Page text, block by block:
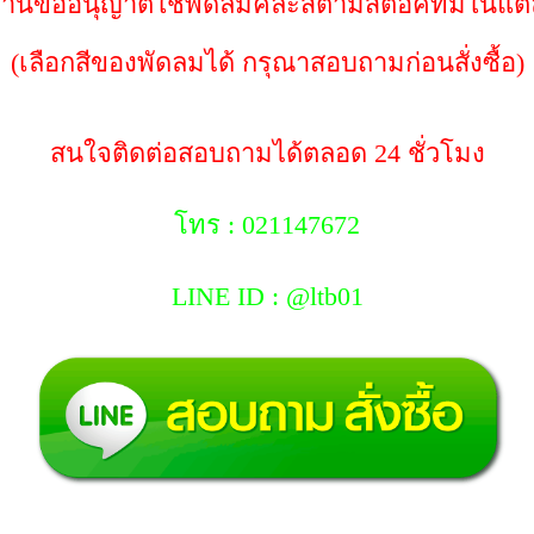
(เลือกสีของพัดลมได้ กรุณาสอบถามก่อนสั่งซื้อ)
สนใจติดต่อสอบถามได้ตลอด 24 ชั่วโมง
โทร : 021147672
LINE ID : @ltb01